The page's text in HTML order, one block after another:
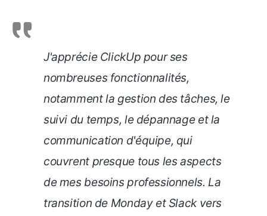
J'apprécie ClickUp pour ses
nombreuses fonctionnalités,
notamment la gestion des tâches, le
suivi du temps, le dépannage et la
communication d'équipe, qui
couvrent presque tous les aspects
de mes besoins professionnels. La
transition de Monday et Slack vers